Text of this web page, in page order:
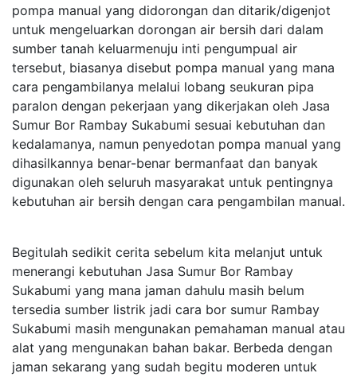
pompa manual yang didorongan dan ditarik/digenjot
untuk mengeluarkan dorongan air bersih dari dalam
sumber tanah keluarmenuju inti pengumpual air
tersebut, biasanya disebut pompa manual yang mana
cara pengambilanya melalui lobang seukuran pipa
paralon dengan pekerjaan yang dikerjakan oleh Jasa
Sumur Bor Rambay Sukabumi sesuai kebutuhan dan
kedalamanya, namun penyedotan pompa manual yang
dihasilkannya benar-benar bermanfaat dan banyak
digunakan oleh seluruh masyarakat untuk pentingnya
kebutuhan air bersih dengan cara pengambilan manual.
Begitulah sedikit cerita sebelum kita melanjut untuk
menerangi kebutuhan Jasa Sumur Bor Rambay
Sukabumi yang mana jaman dahulu masih belum
tersedia sumber listrik jadi cara bor sumur Rambay
Sukabumi masih mengunakan pemahaman manual atau
alat yang mengunakan bahan bakar. Berbeda dengan
jaman sekarang yang sudah begitu moderen untuk